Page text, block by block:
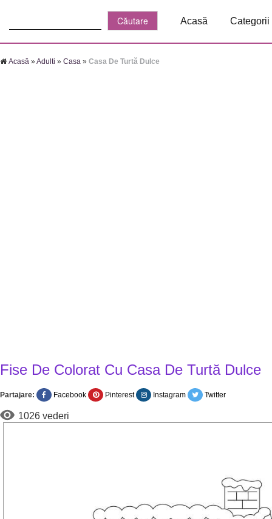
Acasă Categorii
Acasă »Adulti » Casa » Casa De Turtă Dulce
Fise De Colorat Cu Casa De Turtă Dulce
Partajare: Facebook Pinterest Instagram Twitter
1026 vederi